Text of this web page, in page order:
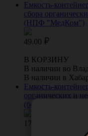
Емкость-
сбора
(НПФ "МедКом")
49.00
В КОРЗИНУ
В наличии во
В наличии в
Емкость-
органических и
(белый,
170.00